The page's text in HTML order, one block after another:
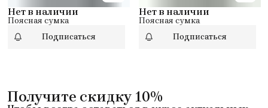
Нет в наличии
Поясная сумка
Подписаться
Нет в наличии
Поясная сумка
Подписаться
Получите скидку 10%